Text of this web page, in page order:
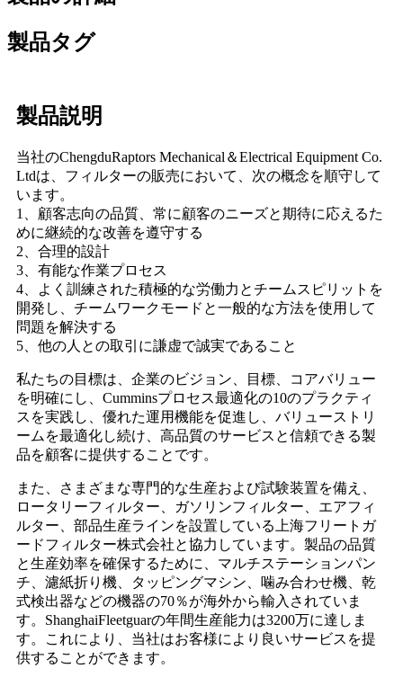
製品タグ
製品説明
当社のChengduRaptors Mechanical＆Electrical Equipment Co.
Ltdは、フィルターの販売において、次の概念を順守して
います。
1、顧客志向の品質、常に顧客のニーズと期待に応えるた
めに継続的な改善を遵守する
2、合理的設計
3、有能な作業プロセス
4、よく訓練された積極的な労働力とチームスピリットを
開発し、チームワークモードと一般的な方法を使用して
問題を解決する
5、他の人との取引に謙虚で誠実であること
私たちの目標は、企業のビジョン、目標、コアバリュー
を明確にし、Cumminsプロセス最適化の10のプラクティ
スを実践し、優れた運用機能を促進し、バリューストリ
ームを最適化し続け、高品質のサービスと信頼できる製
品を顧客に提供することです。
また、さまざまな専門的な生産および試験装置を備え、
ロータリーフィルター、ガソリンフィルター、エアフィ
ルター、部品生産ラインを設置している上海フリートガ
ードフィルター株式会社と協力しています。製品の品質
と生産効率を確保するために、マルチステーションパン
チ、濾紙折り機、タッピングマシン、噛み合わせ機、乾
式検出器などの機器の70％が海外から輸入されていま
す。ShanghaiFleetguarの年間生産能力は3200万に達しま
す。これにより、当社はお客様により良いサービスを提
供することができます。